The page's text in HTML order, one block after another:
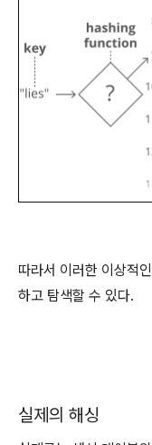
따라서 이러한 이상적
하고 탐색할 수 있다.
실제의 해싱